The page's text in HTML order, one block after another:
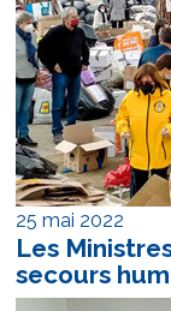
25 mai 2022
Les
secours